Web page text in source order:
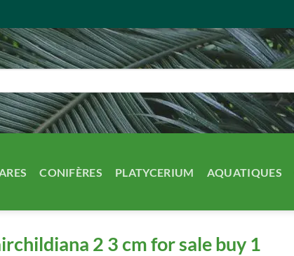
CONIFÈRES PLATYCERIUM AQUATIQUES
2 3 cm for sale buy 1